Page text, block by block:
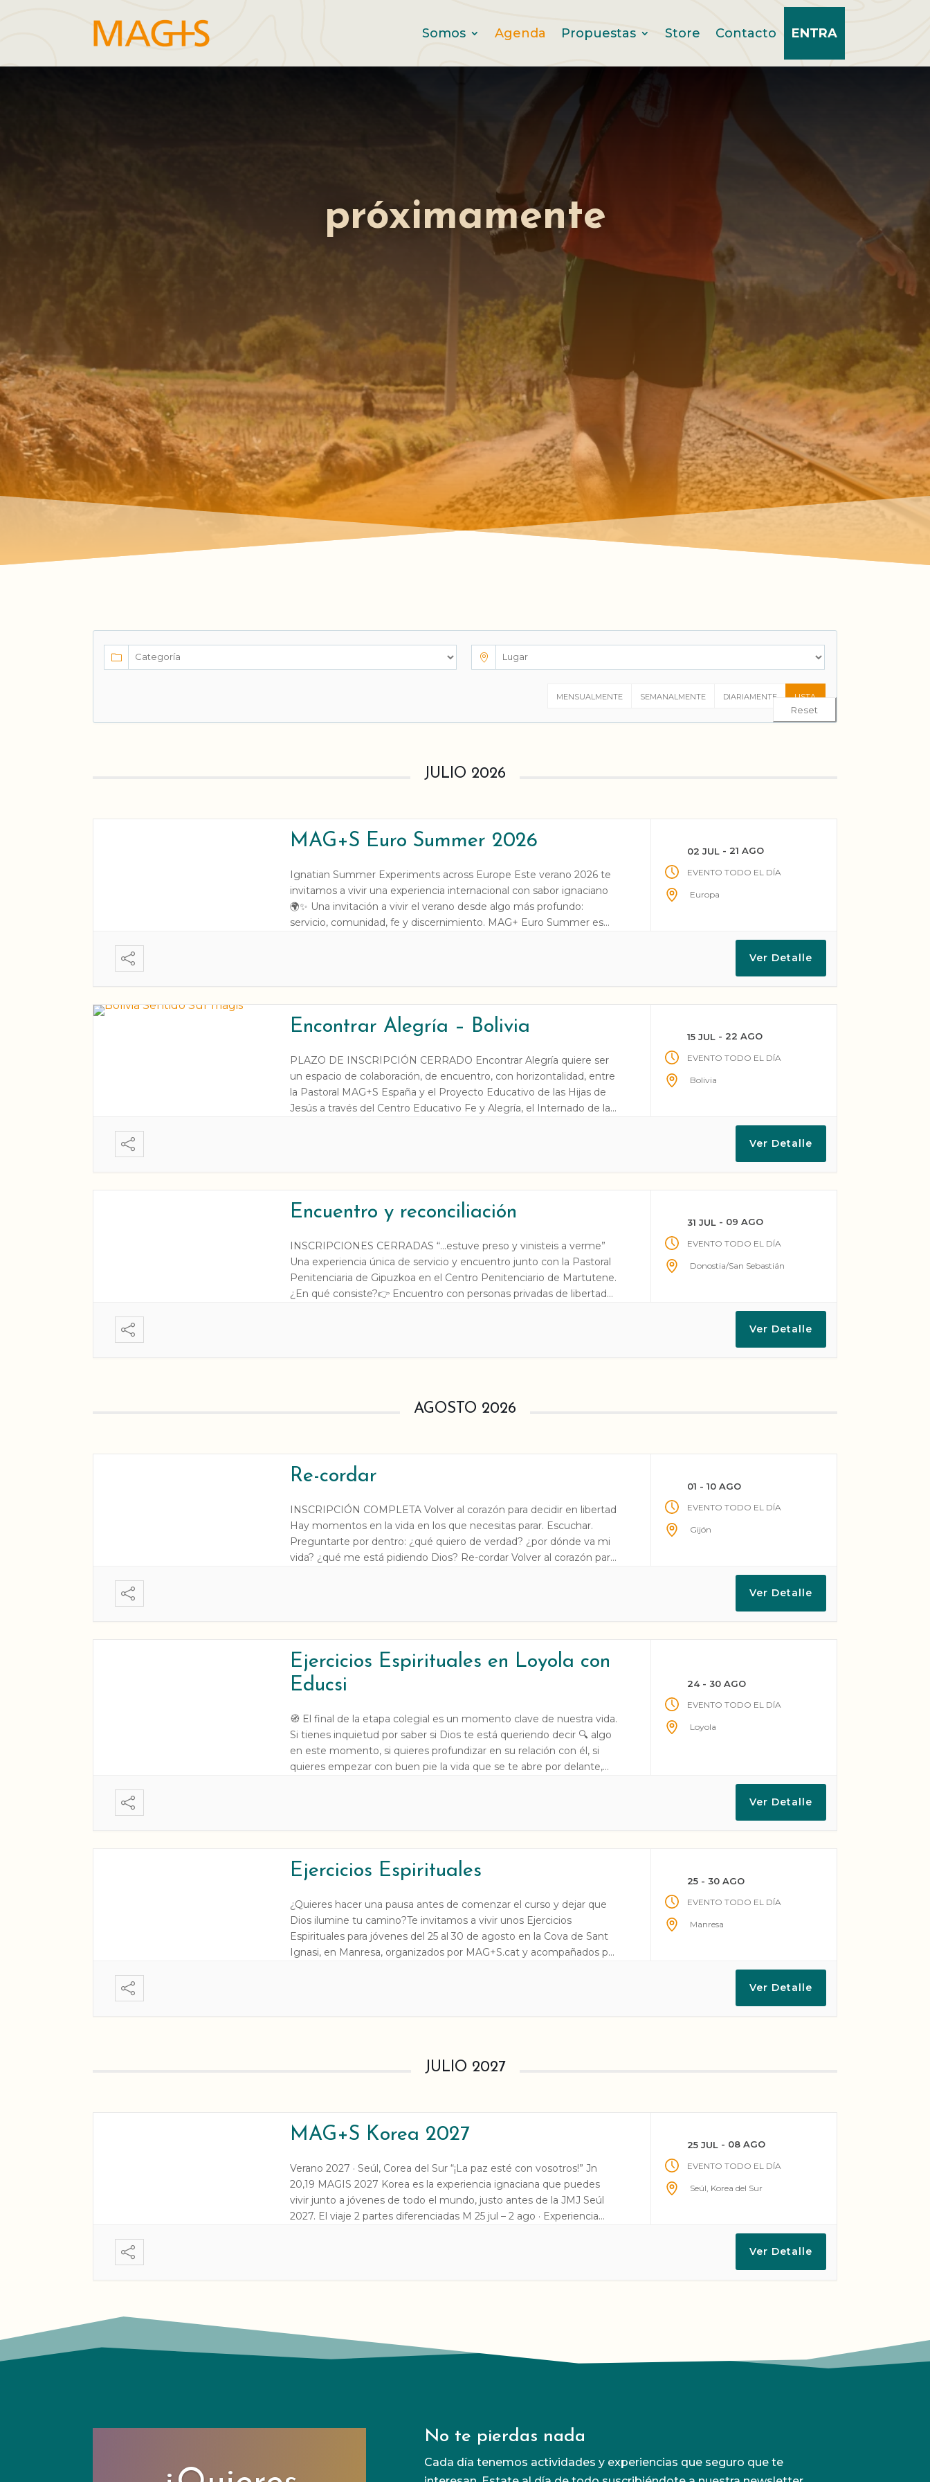
Somos Agenda Propuestas Store Contacto ENTRA
próximamente
Reset
MENSUALMENTE SEMANALMENTE DIARIAMENTE LISTA
JULIO 2026
MAG+S Euro Summer 2026
Ignatian Summer Experiments across Europe Este verano 2026 te
invitamos a vivir una experiencia internacional con sabor ignaciano
🌍✨ Una invitación a vivir el verano desde algo más profundo:
servicio, comunidad, fe y discernimiento. MAG+ Euro Summer es
02 JUL - 21 AGO
EVENTO TODO EL DÍA
Europa
Ver Detalle
Encontrar Alegría – Bolivia
PLAZO DE INSCRIPCIÓN CERRADO Encontrar Alegría quiere ser
un espacio de colaboración, de encuentro, con horizontalidad, entre
la Pastoral MAG+S España y el Proyecto Educativo de las Hijas de
Jesús a través del Centro Educativo Fe y Alegría, el Internado de las
15 JUL - 22 AGO
EVENTO TODO EL DÍA
Bolivia
Ver Detalle
Encuentro y reconciliación
INSCRIPCIONES CERRADAS “…estuve preso y vinisteis a verme”
Una experiencia única de servicio y encuentro junto con la Pastoral
Penitenciaria de Gipuzkoa en el Centro Penitenciario de Martutene.
¿En qué consiste?👉 Encuentro con personas privadas de libertad
31 JUL - 09 AGO
EVENTO TODO EL DÍA
Donostia/San Sebastián
Ver Detalle
AGOSTO 2026
Re-cordar
INSCRIPCIÓN COMPLETA Volver al corazón para decidir en libertad
Hay momentos en la vida en los que necesitas parar. Escuchar.
Preguntarte por dentro: ¿qué quiero de verdad? ¿por dónde va mi
vida? ¿qué me está pidiendo Dios? Re-cordar Volver al corazón para
01 - 10 AGO
EVENTO TODO EL DÍA
Gijón
Ver Detalle
Ejercicios Espirituales en Loyola con
Educsi
🧭 El final de la etapa colegial es un momento clave de nuestra vida.
Si tienes inquietud por saber si Dios te está queriendo decir 🔍 algo
en este momento, si quieres profundizar en su relación con él, si
quieres empezar con buen pie la vida que se te abre por delante,
24 - 30 AGO
EVENTO TODO EL DÍA
Loyola
Ver Detalle
Ejercicios Espirituales
¿Quieres hacer una pausa antes de comenzar el curso y dejar que
Dios ilumine tu camino?Te invitamos a vivir unos Ejercicios
Espirituales para jóvenes del 25 al 30 de agosto en la Cova de Sant
Ignasi, en Manresa, organizados por MAG+S.cat y acompañados por
25 - 30 AGO
EVENTO TODO EL DÍA
Manresa
Ver Detalle
JULIO 2027
MAG+S Korea 2027
Verano 2027 · Seúl, Corea del Sur “¡La paz esté con vosotros!” Jn
20,19 MAGIS 2027 Korea es la experiencia ignaciana que puedes
vivir junto a jóvenes de todo el mundo, justo antes de la JMJ Seúl
2027. El viaje 2 partes diferenciadas M 25 jul – 2 ago · Experiencia
25 JUL - 08 AGO
EVENTO TODO EL DÍA
Seúl, Korea del Sur
Ver Detalle
No te pierdas nada
Cada día tenemos actividades y experiencias que seguro que te